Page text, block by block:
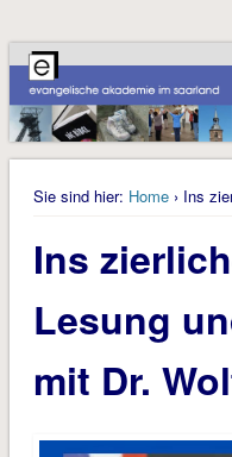
Sie sind hier: Home› Ins
Ins
Lesung
mit Dr.